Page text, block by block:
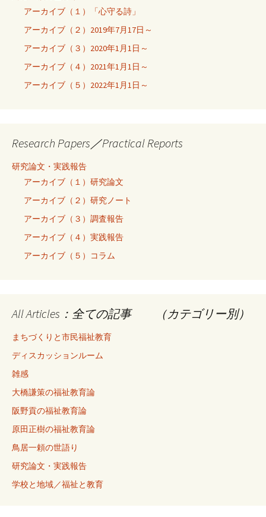
アーカイブ（１）「心守る詩」
アーカイブ（２）2019年7月17日～
アーカイブ（３）2020年1月1日～
アーカイブ（４）2021年1月1日～
アーカイブ（５）2022年1月1日～
Research Papers／Practical Reports
研究論文・実践報告
アーカイブ（１）研究論文
アーカイブ（２）研究ノート
アーカイブ（３）調査報告
アーカイブ（４）実践報告
アーカイブ（５）コラム
All Articles：全ての記事 （カテゴリー別）
まちづくりと市民福祉教育
ディスカッションルーム
雑感
大橋謙策の福祉教育論
阪野貢の福祉教育論
原田正樹の福祉教育論
鳥居一頼の世語り
研究論文・実践報告
学校と地域／福祉と教育